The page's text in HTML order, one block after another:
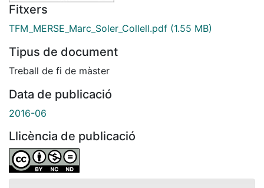
Fitxers
TFM_MERSE_Marc_Soler_Collell.pdf (1.55 MB)
Tipus de document
Treball de fi de màster
Data de publicació
2016-06
Llicència de publicació